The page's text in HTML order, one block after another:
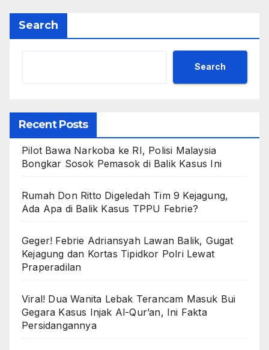
Search
Search
Recent Posts
Pilot Bawa Narkoba ke RI, Polisi Malaysia
Bongkar Sosok Pemasok di Balik Kasus Ini
Rumah Don Ritto Digeledah Tim 9 Kejagung,
Ada Apa di Balik Kasus TPPU Febrie?
Geger! Febrie Adriansyah Lawan Balik, Gugat
Kejagung dan Kortas Tipidkor Polri Lewat
Praperadilan
Viral! Dua Wanita Lebak Terancam Masuk Bui
Gegara Kasus Injak Al-Qur’an, Ini Fakta
Persidangannya